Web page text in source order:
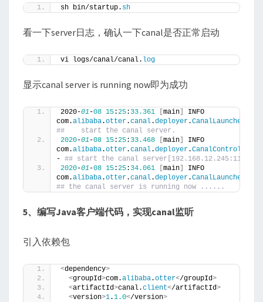
sh bin/startup. sh
看一下server日志，确认一下canal是否正常启动
vi logs/canal/canal. log
显示canal server is running now即为成功
2020-01 -08 15:25: 33.361 main
INFO
com.alibaba.otter.canal.deployer.CanalLauncher
##    start the canal server.
2020-01 -08 15:25: 33.468 main
INFO
com.alibaba.otter.canal.deployer.CanalController
- ## start the canal server[192.168.12.245:11111]
2020-01 -08 15:25: 34.061 main
INFO
com.alibaba.otter.canal.deployer.CanalLauncher
## the canal server is running now ......
5、编写Java客户端代码，实现canal监听
引入依赖包
<dependency>
<groupId>com.alibaba.otter</groupId>
<artifactId>canal.client</artifactId>
<version>1.1.0</version>